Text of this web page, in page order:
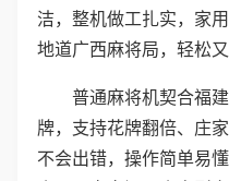
洁，整机做工扎实，家
地道广西麻将局，轻松又
普通麻将机契合福
牌，支持花牌翻倍、庄
不会出错，操作简单易